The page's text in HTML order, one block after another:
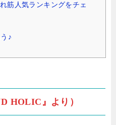
筋人気ランキングをチェ
♪
HOLIC』より）